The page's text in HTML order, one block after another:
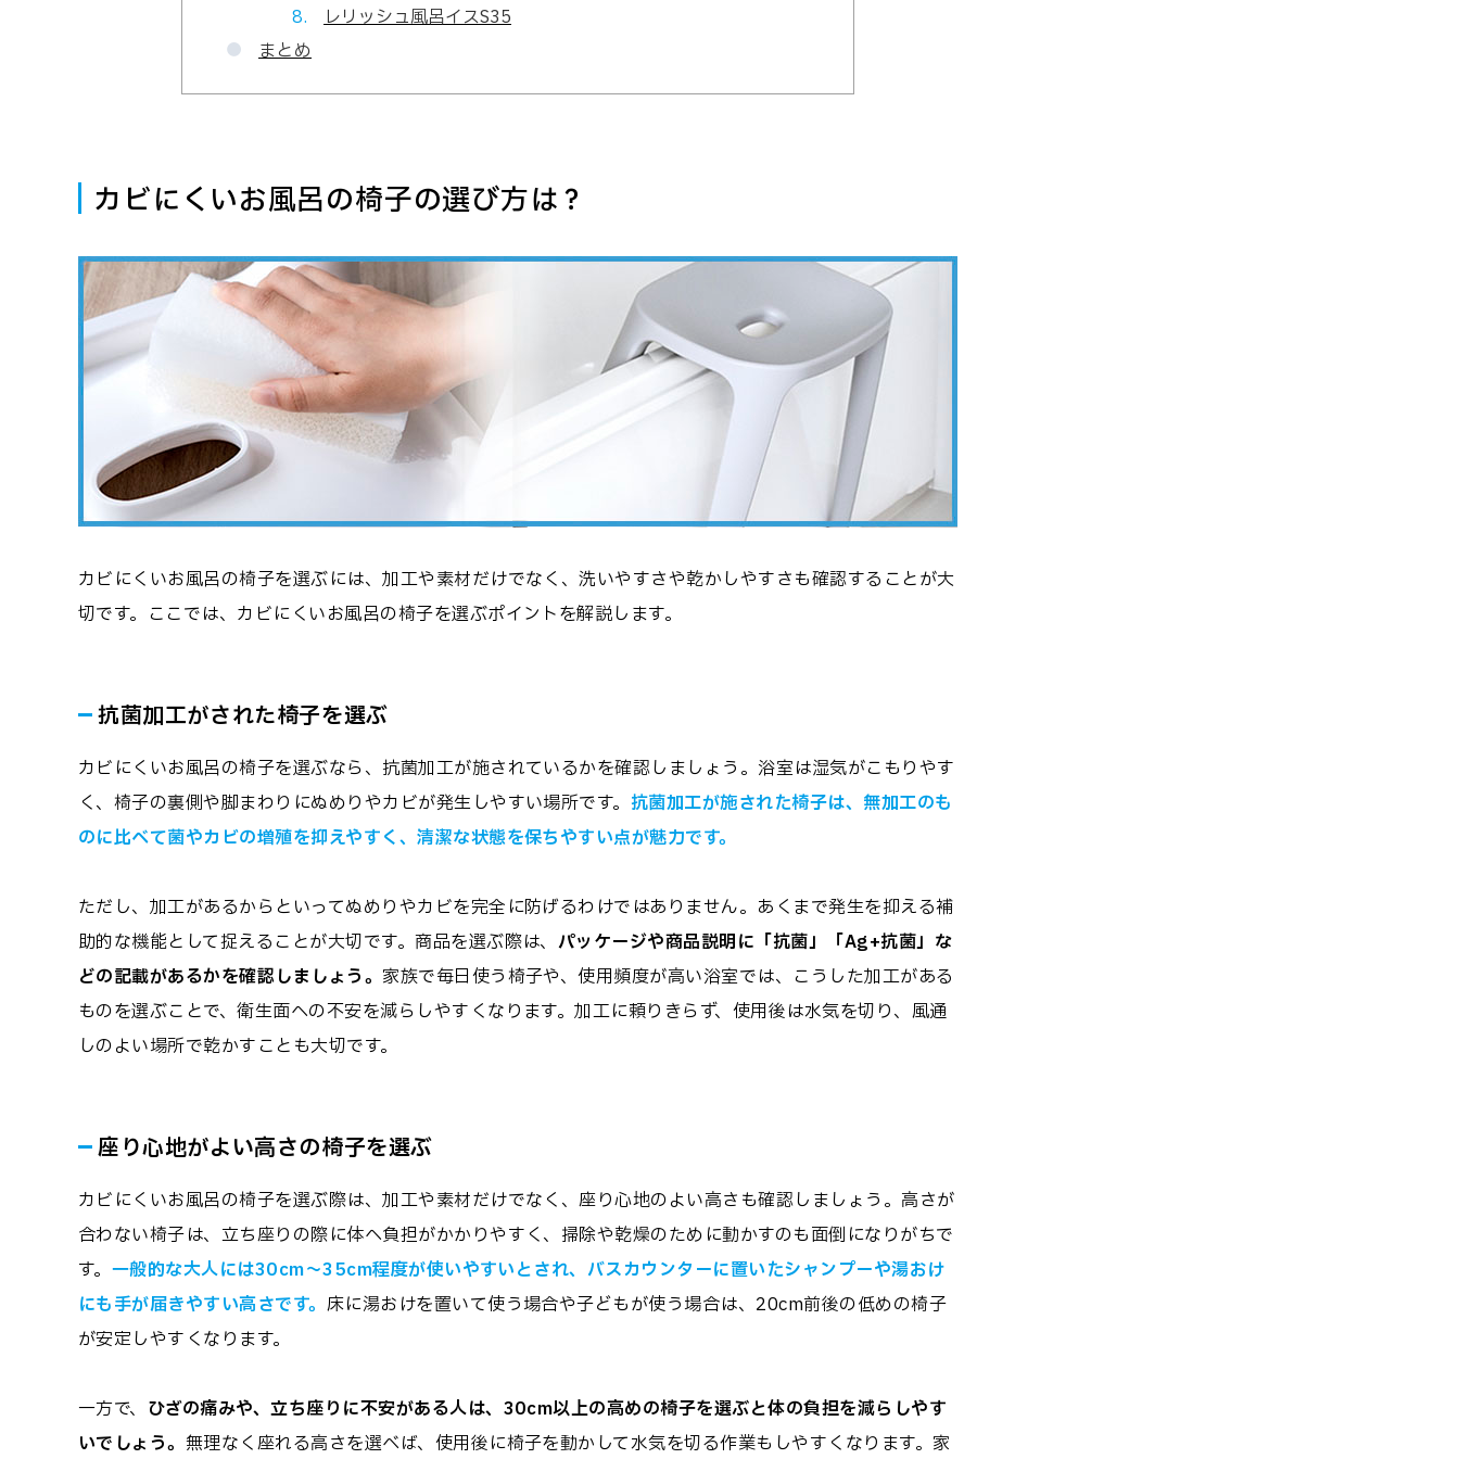
レリッシュ風呂イスS35
まとめ
カビにくいお風呂の椅子の選び方は？
カビにくいお風呂の椅子を選ぶには、加工や素材だけでなく、洗いやすさや乾かしやすさも確認することが大
切です。ここでは、カビにくいお風呂の椅子を選ぶポイントを解説します。
抗菌加工がされた椅子を選ぶ
カビにくいお風呂の椅子を選ぶなら、抗菌加工が施されているかを確認しましょう。浴室は湿気がこもりやす
く、椅子の裏側や脚まわりにぬめりやカビが発生しやすい場所です。 抗菌加工が施された椅子は、無加工のも
のに比べて菌やカビの増殖を抑えやすく、清潔な状態を保ちやすい点が魅力です。
ただし、加工があるからといってぬめりやカビを完全に防げるわけではありません。あくまで発生を抑える補
助的な機能として捉えることが大切です。商品を選ぶ際は、 パッケージや商品説明に「抗菌」「Ag+抗菌」な
どの記載があるかを確認しましょう。 家族で毎日使う椅子や、使用頻度が高い浴室では、こうした加工がある
ものを選ぶことで、衛生面への不安を減らしやすくなります。加工に頼りきらず、使用後は水気を切り、風通
しのよい場所で乾かすことも大切です。
座り心地がよい高さの椅子を選ぶ
カビにくいお風呂の椅子を選ぶ際は、加工や素材だけでなく、座り心地のよい高さも確認しましょう。高さが
合わない椅子は、立ち座りの際に体へ負担がかかりやすく、掃除や乾燥のために動かすのも面倒になりがちで
す。 一般的な大人には30cm～35cm程度が使いやすいとされ、バスカウンターに置いたシャンプーや湯おけ
にも手が届きやすい高さです。 床に湯おけを置いて使う場合や子どもが使う場合は、20cm前後の低めの椅子
が安定しやすくなります。
一方で、 ひざの痛みや、立ち座りに不安がある人は、30cm以上の高めの椅子を選ぶと体の負担を減らしやす
いでしょう。 無理なく座れる高さを選べば、使用後に椅子を動かして水気を切る作業もしやすくなります。家